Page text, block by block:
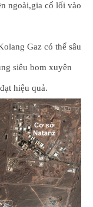
ngoài,gia cố lối vào
Gaz có thể sâu
siêu bom xuyên
hiệu quả.